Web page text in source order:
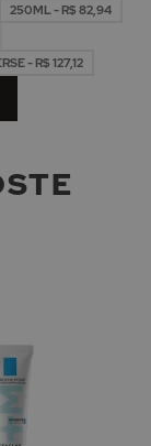
250ML - R$ 82,94
- R$ 127,12